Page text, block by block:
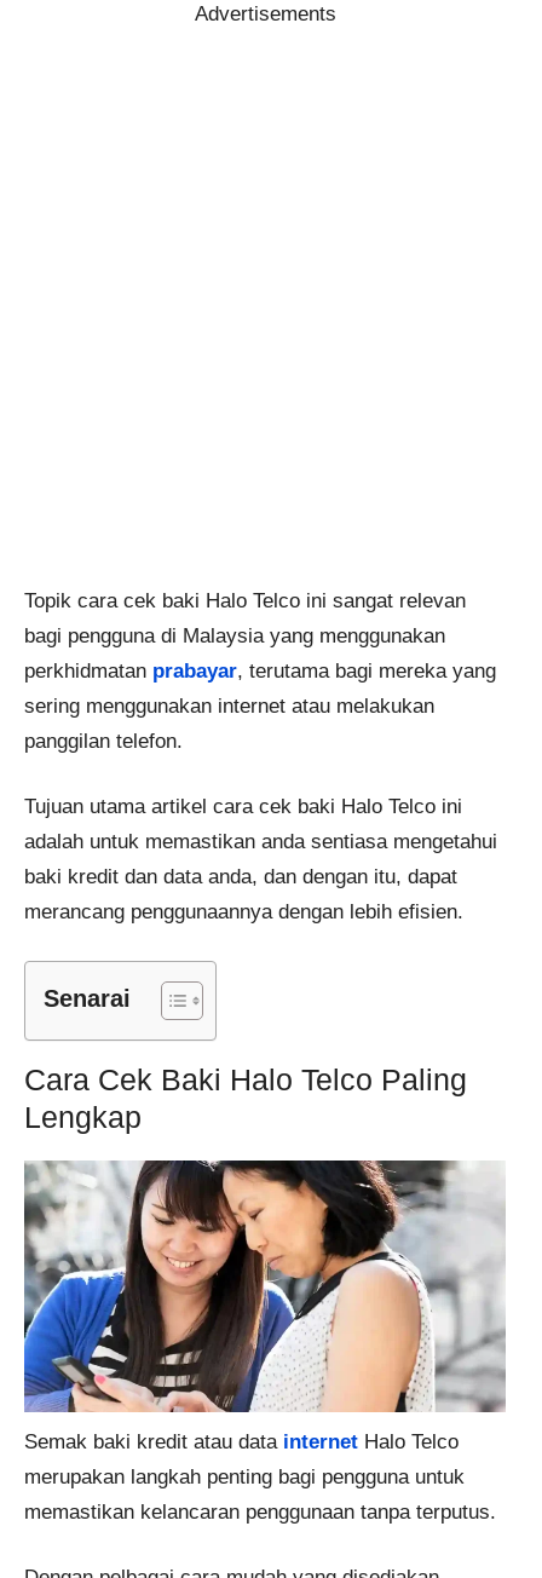
Advertisements
Topik cara cek baki Halo Telco ini sangat relevan
bagi pengguna di Malaysia yang menggunakan
perkhidmatan prabayar, terutama bagi mereka yang
sering menggunakan internet atau melakukan
panggilan telefon.
Tujuan utama artikel cara cek baki Halo Telco ini
adalah untuk memastikan anda sentiasa mengetahui
baki kredit dan data anda, dan dengan itu, dapat
merancang penggunaannya dengan lebih efisien.
Senarai
Cara Cek Baki Halo Telco Paling
Lengkap
Semak baki kredit atau data internet Halo Telco
merupakan langkah penting bagi pengguna untuk
memastikan kelancaran penggunaan tanpa terputus.